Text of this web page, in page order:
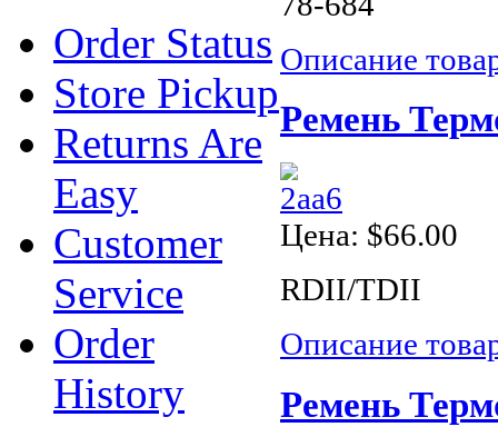
Описание
Ремень
Цена: $66.00
RDII/TDII
Описание
Ремень
Order Status
Store Pickup
Returns Are
Easy
Customer
Service
Order
History